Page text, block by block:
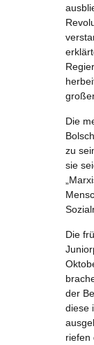
Die
zu
sie
Die
der
diese
riefen